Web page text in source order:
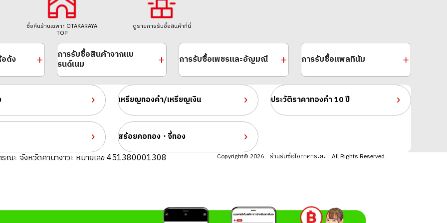
Platinum (Pt850/Pt900) Earrings
ราคารับซื้ออ้างอิง
ซื้อคืนร้านเฉพาะ OTAKARAYA
TOP
ดูรายการรับซื้อสินค้าที่นี่
เหรียญทองคำ/เหรียญเงิน ประวัติราคาทองคำ 10 ปี
สร้อยคอทอง・จี้ทอง
ดัง การรับซื้อสินค้าจากแบ
รนด์เนม การรับซื้อเพชรและอัญมณี การรับซื้อแพลทินัม
ะ จังหวัดคานางาวะ หมายเลข 451380001308 Copyright© 2026 ร้านรับซื้อโอทาคาระยะ All Rights Reserved.